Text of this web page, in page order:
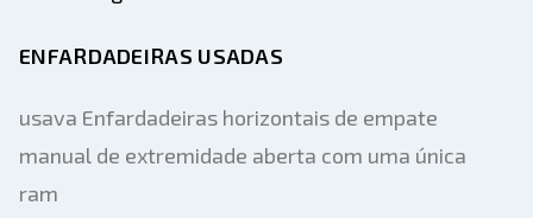
ENFARDADEIRAS USADAS
usava Enfardadeiras horizontais de empate
manual de extremidade aberta com uma única
ram